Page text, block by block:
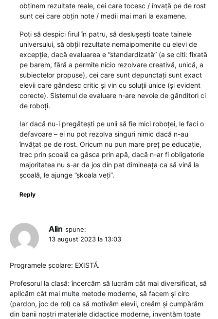
obținem rezultate reale, cei care tocesc / învață pe de rost
sunt cei care obțin note / medii mai mari la examene.
Poți să despici firul în patru, să deslușești toate tainele
universului, să obții rezultate nemaipomenite cu elevi de
excepție, dacă evaluarea e ”standardizată” (a se citi: fixată
pe barem, fără a permite nicio rezolvare creativă, unică, a
subiectelor propuse), cei care sunt depunctați sunt exact
elevii care gândesc critic și vin cu soluții unice (și evident
corecte). Sistemul de evaluare n-are nevoie de gânditori ci
de roboți.
Iar dacă nu-i pregătești pe unii să fie mici roboței, le faci o
defavoare – ei nu pot rezolva singuri nimic dacă n-au
învățat pe de rost. Oricum nu pun mare preț pe educație,
trec prin școală ca gâsca prin apă, dacă n-ar fi obligatorie
majoritatea nu s-ar da jos din pat dimineața ca să vină la
școală, le ajunge ”șkoala veți”.
Reply
Alin spune:
13 august 2023 la 13:03
Programele școlare: EXISTĂ.
Profesorul la clasă: încercăm să lucrăm cât mai diversificat, să
aplicăm cât mai multe metode moderne, să facem și circ
(pardon, joc de rol) ca să motivăm elevii, creăm și cumpărăm
din banii noștri materiale didactice moderne, inventăm toate